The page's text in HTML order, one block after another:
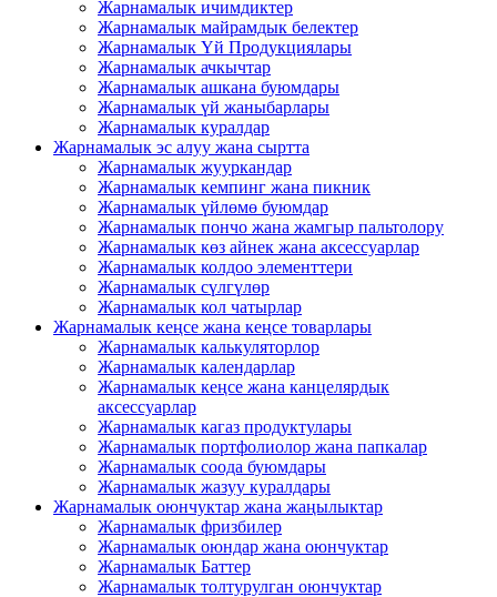
Жарнамалык ичимдиктер
Жарнамалык майрамдык белектер
Жарнамалык Үй Продукциялары
Жарнамалык ачкычтар
Жарнамалык ашкана буюмдары
Жарнамалык үй жаныбарлары
Жарнамалык куралдар
Жарнамалык эс алуу жана сыртта
Жарнамалык жууркандар
Жарнамалык кемпинг жана пикник
Жарнамалык үйлөмө буюмдар
Жарнамалык пончо жана жамгыр пальтолору
Жарнамалык көз айнек жана аксессуарлар
Жарнамалык колдоо элементтери
Жарнамалык сүлгүлөр
Жарнамалык кол чатырлар
Жарнамалык кеңсе жана кеңсе товарлары
Жарнамалык калькуляторлор
Жарнамалык календарлар
Жарнамалык кеңсе жана канцелярдык
аксессуарлар
Жарнамалык кагаз продуктулары
Жарнамалык портфолиолор жана папкалар
Жарнамалык соода буюмдары
Жарнамалык жазуу куралдары
Жарнамалык оюнчуктар жана жаңылыктар
Жарнамалык фризбилер
Жарнамалык оюндар жана оюнчуктар
Жарнамалык Баттер
Жарнамалык толтурулган оюнчуктар